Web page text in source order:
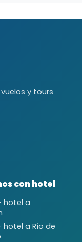
y tours
con hotel
hotel a
hotel a Río de